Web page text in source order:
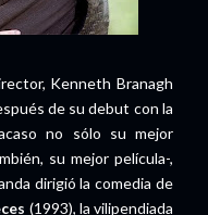
Kenneth Branagh
de su debut con la
no sólo su mejor
su mejor película-,
dirigió la comedia de
(1993), la vilipendiada